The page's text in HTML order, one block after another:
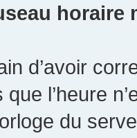
horaire
d’avoir
que l’heure
du